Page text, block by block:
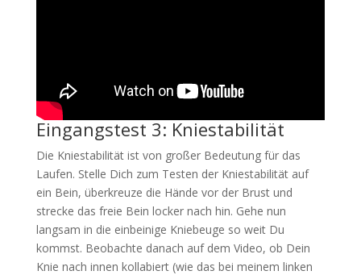
Eingangstest 3: Kniestabilität
Die Kniestabilität ist von großer Bedeutung für das
Laufen. Stelle Dich zum Testen der Kniestabilität auf
ein Bein, überkreuze die Hände vor der Brust und
strecke das freie Bein locker nach hin. Gehe nun
langsam in die einbeinige Kniebeuge so weit Du
kommst. Beobachte danach auf dem Video, ob Dein
Knie nach innen kollabiert (wie das bei meinem linken